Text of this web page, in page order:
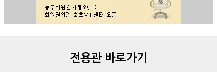
전용관 바로가기